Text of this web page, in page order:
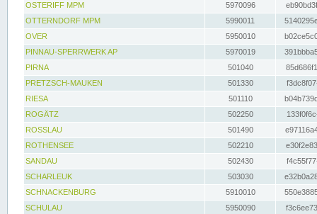
OSTERIFF MPM
5970096
OTTERNDORF MPM
5990011
OVER
5950010
PINNAU-SPERRWERK AP
5970019
PIRNA
501040
PRETZSCH-MAUKEN
501330
RIESA
501110
ROGÄTZ
502250
ROSSLAU
501490
ROTHENSEE
502210
SANDAU
502430
SCHARLEUK
503030
SCHNACKENBURG
5910010
SCHULAU
5950090